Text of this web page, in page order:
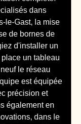
dans
le-Gast, la mise
de bornes de
d'installer un
un tableau
le réseau
est équipée
précision et
également en
dans le